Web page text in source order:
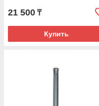
21 500 ₸
Купить